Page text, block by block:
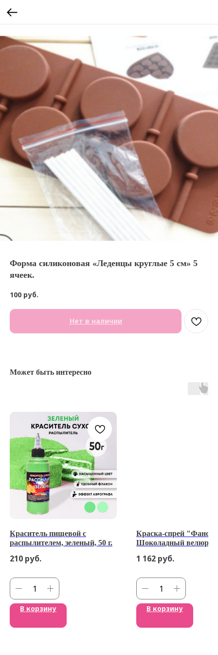
Форма силиконовая «Леденцы круглые 5 см» 5
ячеек.
100 руб.
Нет в наличии
Может быть интересно
Краситель пищевой с
распылителем, зеленый, 50 г.
210 руб.
В корзину
Краска-спрей "Фанси"
Шоколадный велюр
1 162 руб.
В корзину